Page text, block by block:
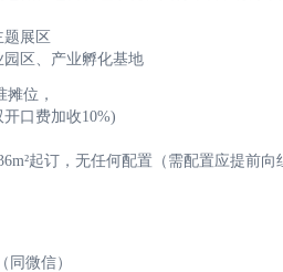
展区
区、产业孵化基地
摊位，
开口费加收10%)
起订，无任何配置（需配置应提
同微信）